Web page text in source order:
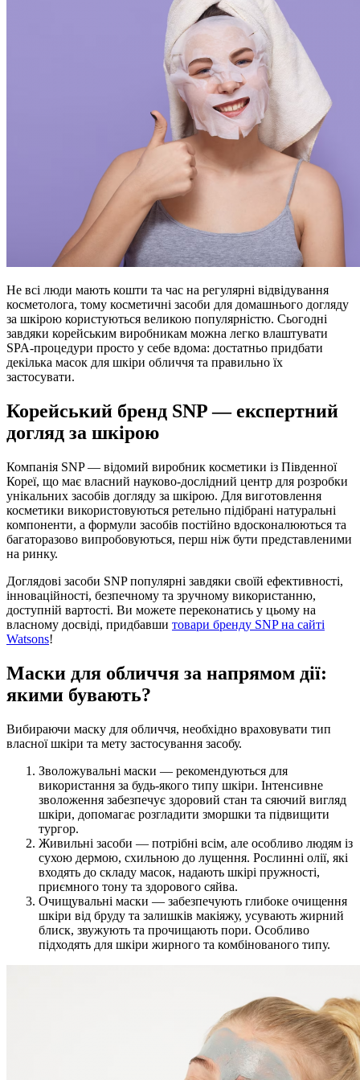
Не всі люди мають кошти та час на регулярні відвідування
косметолога, тому косметичні засоби для домашнього догляду
за шкірою користуються великою популярністю. Сьогодні
завдяки корейським виробникам можна легко влаштувати
SPA-процедури просто у себе вдома: достатньо придбати
декілька масок для шкіри обличчя та правильно їх
застосувати.
Корейський бренд SNP — експертний
догляд за шкірою
Компанія SNP — відомий виробник косметики із Південної
Кореї, що має власний науково-дослідний центр для розробки
унікальних засобів догляду за шкірою. Для виготовлення
косметики використовуються ретельно підібрані натуральні
компоненти, а формули засобів постійно вдосконалюються та
багаторазово випробовуються, перш ніж бути представленими
на ринку.
Доглядові засоби SNP популярні завдяки своїй ефективності,
інноваційності, безпечному та зручному використанню,
доступній вартості. Ви можете переконатись у цьому на
власному досвіді, придбавши товари бренду SNP на сайті
Watsons!
Маски для обличчя за напрямом дії:
якими бувають?
Вибираючи маску для обличчя, необхідно враховувати тип
власної шкіри та мету застосування засобу.
Зволожувальні маски — рекомендуються для
використання за будь-якого типу шкіри. Інтенсивне
зволоження забезпечує здоровий стан та сяючий вигляд
шкіри, допомагає розгладити зморшки та підвищити
тургор.
Живильні засоби — потрібні всім, але особливо людям із
сухою дермою, схильною до лущення. Рослинні олії, які
входять до складу масок, надають шкірі пружності,
приємного тону та здорового сяйва.
Очищувальні маски — забезпечують глибоке очищення
шкіри від бруду та залишків макіяжу, усувають жирний
блиск, звужують та прочищають пори. Особливо
підходять для шкіри жирного та комбінованого типу.